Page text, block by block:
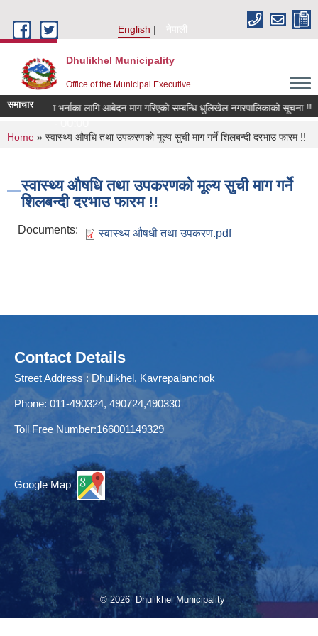
English
नेपाली
Dhulikhel Municipality
Office of the Municipal Executive
समाचार
कोटा सिटमा भर्नाका लागि आबेदन माग गरिएको सम्बन्धि धुलिखेल नगरपालिकाको सूचना !!
You are here
Home » स्वास्थ्य औषधि तथा उपकरणको मूल्य सुची माग गर्ने शिलबन्दी दरभाउ फारम !!
स्वास्थ्य औषधि तथा उपकरणको मूल्य सुची माग गर्ने
शिलबन्दी दरभाउ फारम !!
Documents: स्वास्थ्य औषधी तथा उपकरण.pdf
Contact Details
Street Address : Dhulikhel, Kavrepalanchok
Phone: 011-490324, 490724,490330
Toll Free Number:166001149329
Google Map
© 2026 Dhulikhel Municipality